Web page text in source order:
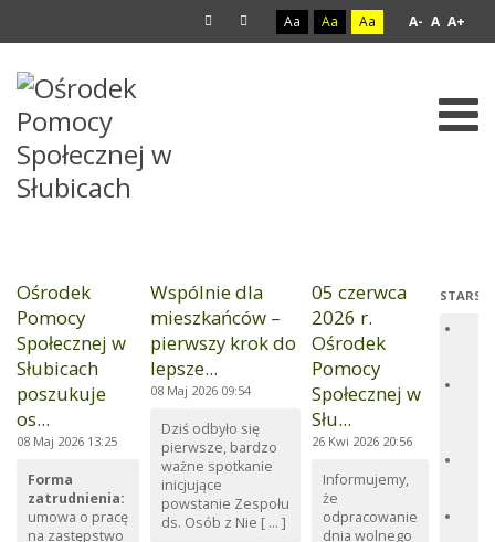
Aa Aa Aa A- A A+
AKTUALNOŚCI
Ośrodek
Pomocy
Społecznej w
Słubicach
poszukuje
os...
08 Maj 2026 13:25
Forma
zatrudnienia:
umowa o pracę
na zastępstwo
Wspólnie dla
mieszkańców –
pierwszy krok do
lepsze...
08 Maj 2026 09:54
Dziś odbyło się
pierwsze, bardzo
ważne spotkanie
inicjujące
powstanie Zespołu
ds. Osób z Nie [ ... ]
05 czerwca
2026 r.
Ośrodek
Pomocy
Społecznej w
Słu...
26 Kwi 2026 20:56
Informujemy,
że
odpracowanie
dnia wolnego